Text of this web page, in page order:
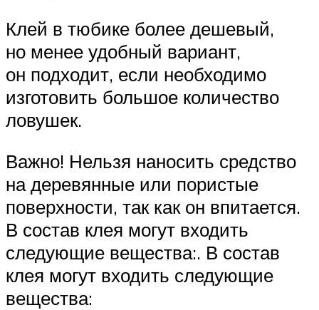
Клей в тюбике более дешевый,
но менее удобный вариант,
он подходит, если необходимо
изготовить большое количество
ловушек.
Важно! Нельзя наносить средство
на деревянные или пористые
поверхности, так как он впитается.
В состав клея могут входить
следующие вещества:. В состав
клея могут входить следующие
вещества: